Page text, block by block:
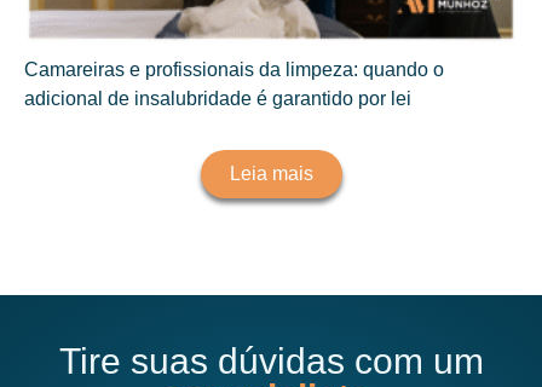
Camareiras e profissionais da limpeza: quando o
adicional de insalubridade é garantido por lei
Leia mais
Tire suas dúvidas com um